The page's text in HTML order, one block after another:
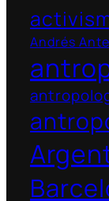
Andrés